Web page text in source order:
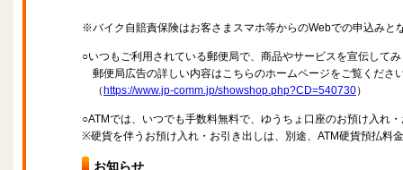
※バイク自賠責保険はお客さまスマホ等からのWebでの申込みと
○いつもご利用されている郵便局で、商品やサービスを宣伝して
郵便局広告の詳しい内容はこちらのホームページをご覧くださ
（ https://www.jp-comm.jp/showshop.php?CD=540730）
○ATMでは、いつでも手数料無料で、ゆうちょ口座のお預け入れ
※硬貨を伴うお預け入れ・お引き出しは、別途、ATM硬貨預払料
お知らせ